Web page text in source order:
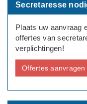
Bedrijf:
Secretaresse
Plaats uw aanvraag
offertes van
verplichtingen!
Offertes aanvragen